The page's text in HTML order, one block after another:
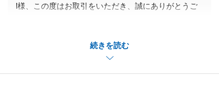
続きを読む
I様、この度はお取引をいただき、誠にありがとうご
だけるようなご対応を心がけてまいります。
この度は誠にありがとうございました。